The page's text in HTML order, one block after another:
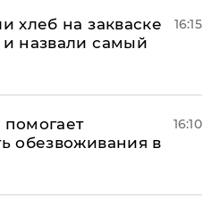
хлеб на закваске
назвали самый
16:15
помогает
обезвоживания в
16:10